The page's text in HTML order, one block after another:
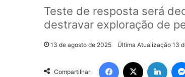
Teste de resposta será
destravar exploração de
13 de agosto de 2025 Última Atualização 13
Compartilhar
Facebook